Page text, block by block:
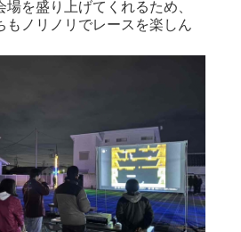
を盛り上げてくれるため、
もノリノリでレースを楽しん